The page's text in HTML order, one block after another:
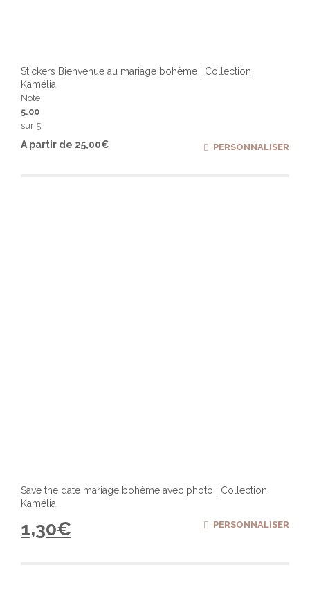
Stickers Bienvenue au mariage bohème | Collection
Kamélia
Note
5.00
sur 5
A partir de 25,00€ PERSONNALISER
Save the date mariage bohème avec photo | Collection
Kamélia
1,30€ PERSONNALISER